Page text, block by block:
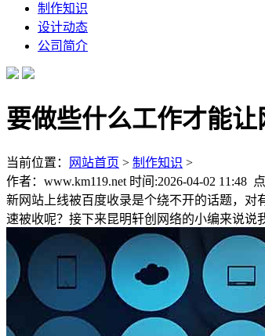
制作知识
设计动态
公司简介
要做些什么工作才能让
当前位置： 网站首页 > 制作知识 >
作者：www.km119.net 时间:2026-04-02 11:48
新网站上线被百度收录是个绕不开的话题，对
速被收呢？接下来昆明轩创网络的小编来说说